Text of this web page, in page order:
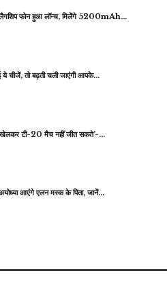
फ्लैगशिप फोन हुआ लॉन्च, मिलेंगे 5200mAh…
ये चीजें, तो बढ़ती चली जाएंगी आपके…
टी-20 मैच नहीं जीत सकते’-…
आएंगे एलन मस्क के पिता, जानें…